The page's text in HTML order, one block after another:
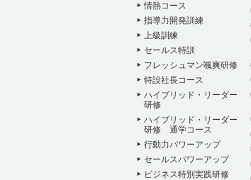
情熱コース
指導力開発訓練
上級訓練
セールス特訓
フレッシュマン颯爽研修
特設社長コース
ハイブリッド・リーダー
研修
ハイブリッド・リーダー
研修 通学コース
行動力パワーアップ
セールスパワーアップ
ビジネス特別実践研修